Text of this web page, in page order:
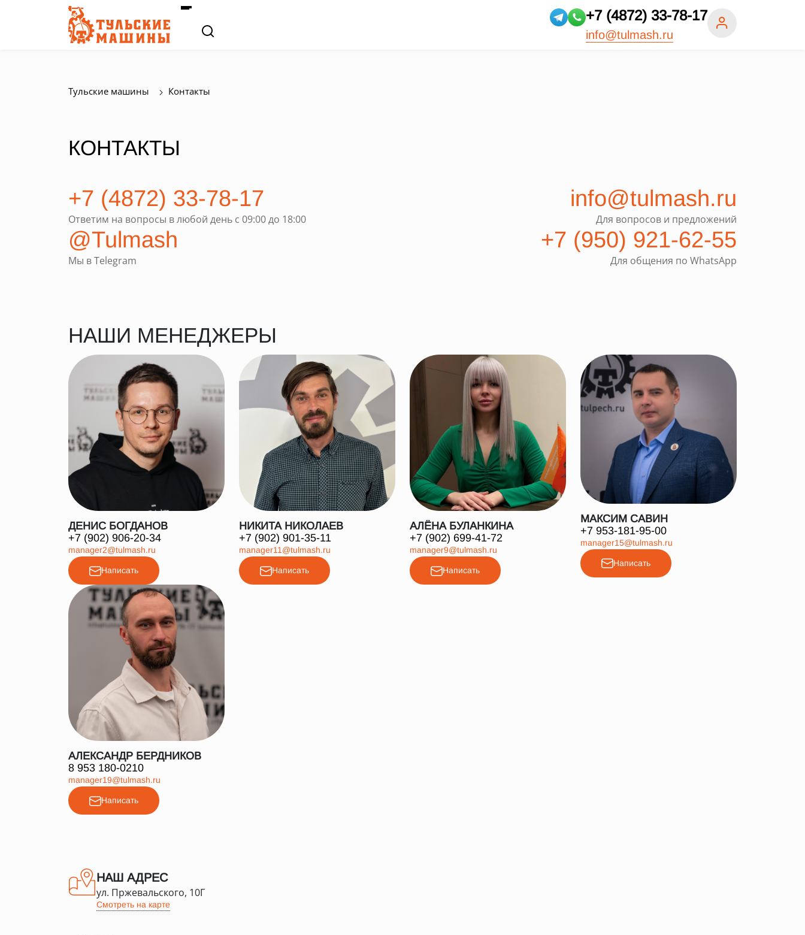
+7 (4872) 33-78-17
info@tulmash.ru
Тульские машины Контакты
КОНТАКТЫ
+7 (4872) 33-78-17
Ответим на вопросы в любой день с 09:00 до 18:00
info@tulmash.ru
Для вопросов и предложений
@Tulmash
Мы в Telegram
+7 (950) 921-62-55
Для общения по WhatsApp
НАШИ МЕНЕДЖЕРЫ
ДЕНИС БОГДАНОВ
+7 (902) 906-20-34
manager2@tulmash.ru
Написать
НИКИТА НИКОЛАЕВ
+7 (902) 901-35-11
manager11@tulmash.ru
Написать
АЛЁНА БУЛАНКИНА
+7 (902) 699-41-72
manager9@tulmash.ru
Написать
МАКСИМ САВИН
+7 953-181-95-00
manager15@tulmash.ru
Написать
АЛЕКСАНДР БЕРДНИКОВ
8 953 180-0210
manager19@tulmash.ru
Написать
НАШ АДРЕС
ул. Пржевальского, 10Г
Смотреть на карте